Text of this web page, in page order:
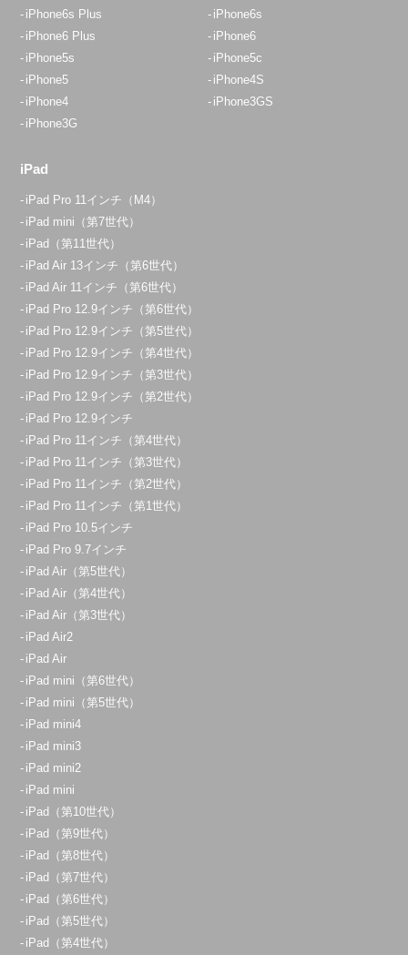
iPhone6s Plus
iPhone6s
iPhone6 Plus
iPhone6
iPhone5s
iPhone5c
iPhone5
iPhone4S
iPhone4
iPhone3GS
iPhone3G
iPad
iPad Pro 11インチ（M4）
iPad mini（第7世代）
iPad（第11世代）
iPad Air 13インチ（第6世代）
iPad Air 11インチ（第6世代）
iPad Pro 12.9インチ（第6世代）
iPad Pro 12.9インチ（第5世代）
iPad Pro 12.9インチ（第4世代）
iPad Pro 12.9インチ（第3世代）
iPad Pro 12.9インチ（第2世代）
iPad Pro 12.9インチ
iPad Pro 11インチ（第4世代）
iPad Pro 11インチ（第3世代）
iPad Pro 11インチ（第2世代）
iPad Pro 11インチ（第1世代）
iPad Pro 10.5インチ
iPad Pro 9.7インチ
iPad Air（第5世代）
iPad Air（第4世代）
iPad Air（第3世代）
iPad Air2
iPad Air
iPad mini（第6世代）
iPad mini（第5世代）
iPad mini4
iPad mini3
iPad mini2
iPad mini
iPad（第10世代）
iPad（第9世代）
iPad（第8世代）
iPad（第7世代）
iPad（第6世代）
iPad（第5世代）
iPad（第4世代）